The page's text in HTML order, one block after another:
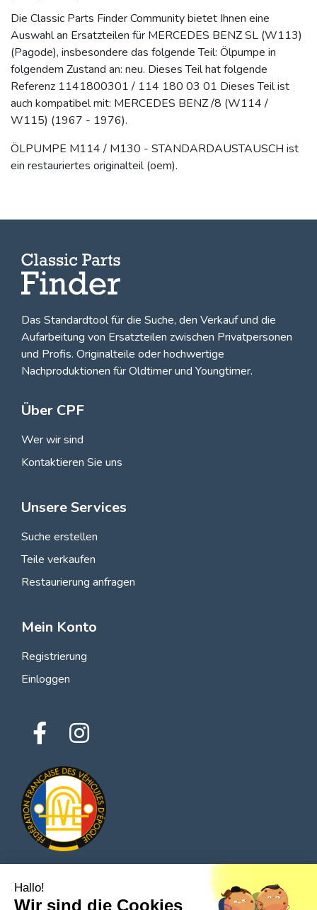
Die Classic Parts Finder Community bietet Ihnen eine
Auswahl an Ersatzteilen für MERCEDES BENZ SL (W113)
(Pagode), insbesondere das folgende Teil: Ölpumpe in
folgendem Zustand an: neu. Dieses Teil hat folgende
Referenz 1141800301 / 114 180 03 01 Dieses Teil ist
auch kompatibel mit: MERCEDES BENZ /8 (W114 /
W115) (1967 - 1976).
ÖLPUMPE M114 / M130 - STANDARDAUSTAUSCH ist
ein restauriertes originalteil (oem).
Das Standardtool für die Suche, den Verkauf und die
Aufarbeitung von Ersatzteilen zwischen Privatpersonen
und Profis. Originalteile oder hochwertige
Nachproduktionen für Oldtimer und Youngtimer.
Über CPF
Wer wir sind
Kontaktieren Sie uns
Unsere Services
Suche erstellen
Teile verkaufen
Restaurierung anfragen
Mein Konto
Registrierung
Einloggen
© 2026 Alle Rechte vorbehalten - Classic Parts Finder
Hallo!
Wir sind die Cookies